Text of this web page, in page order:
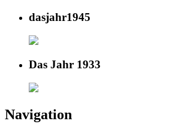
dasjahr1945
Das Jahr 1933
Navigation